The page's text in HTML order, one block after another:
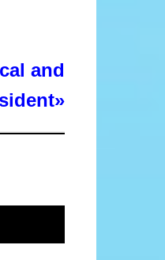
and